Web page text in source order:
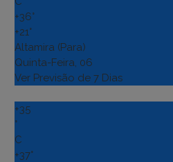
+36°
+21°
Altamira (Para)
Quinta-Feira, 06
Ver Previsão de 7 Dias
+35
°
C
+37°